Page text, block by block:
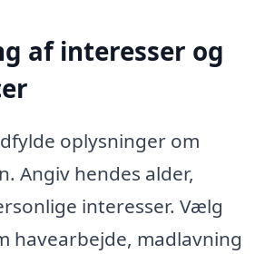
af interesser og
oplysninger om
Angiv hendes alder,
interesser. Vælg
havearbejde, madlavning